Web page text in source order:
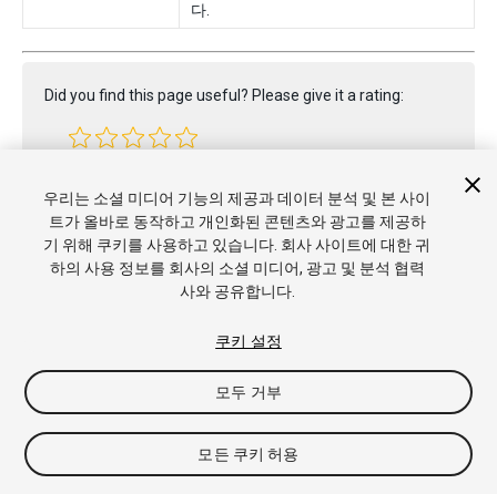
다.
Did you find this page useful? Please give it a rating:
Copyright © 2021 Unity Technologies. Publication 2020.3
이용약관
개인정보처리방침
내 개인정보 판매 금
지
쿠키 기본 설정
우리는 소셜 미디어 기능의 제공과 데이터 분석 및 본 사이
트가 올바로 동작하고 개인화된 콘텐츠와 광고를 제공하
기 위해 쿠키를 사용하고 있습니다. 회사 사이트에 대한 귀
하의 사용 정보를 회사의 소셜 미디어, 광고 및 분석 협력
사와 공유합니다.
쿠키 설정
모두 거부
모든 쿠키 허용